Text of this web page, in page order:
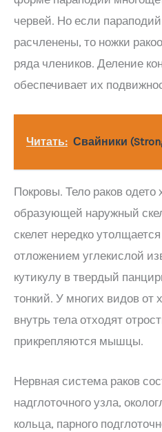
червей. Но если
расчленены, то ножки
ряда члеников. Деление
обеспечивает их
Читать: Свайники
Покровы. Тело раков одето
образующей наружный
скелет нередко
отложением углекислой
кутикулу в твердый
тонкий. У многих видов от
внутрь тела отходят
прикрепляются мышцы.
Нервная система раков
надглоточного узла,
кольца, парного